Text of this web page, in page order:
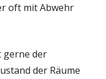
oft mit Abwehr
gerne der
der Räume